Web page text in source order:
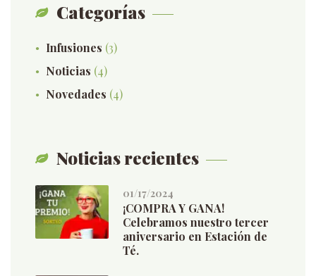
Categorías
Infusiones (3)
Noticias (4)
Novedades (4)
Noticias recientes
01/17/2024
¡COMPRA Y GANA!
Celebramos nuestro tercer
aniversario en Estación de
Té.